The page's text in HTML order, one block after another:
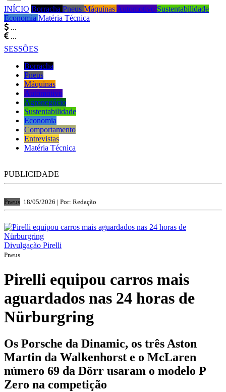
INÍCIO Borracha Pneus Máquinas Automotivo Sustentabilidade
Economia Matéria Técnica
...
...
SESSÕES
Borracha
Pneus
Máquinas
Automotivo
Agronegócio
Sustentabilidade
Economia
Comportamento
Entrevistas
Matéria Técnica
PUBLICIDADE
Pneus 18/05/2026 | Por: Redação
Divulgação Pirelli
Pneus
Pirelli equipou carros mais
aguardados nas 24 horas de
Nürburgring
Os Porsche da Dinamic, os três Aston
Martin da Walkenhorst e o McLaren
número 69 da Dörr usaram o modelo P
Zero na competição